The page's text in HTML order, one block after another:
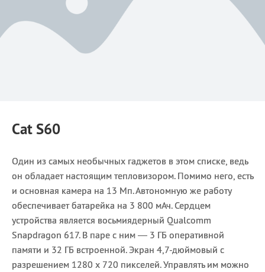
Cat S60
Один из самых необычных гаджетов в этом списке, ведь
он обладает настоящим тепловизором. Помимо него, есть
и основная камера на 13 Мп. Автономную же работу
обеспечивает батарейка на 3 800 мАч. Сердцем
устройства является восьмиядерный Qualcomm
Snapdragon 617. В паре с ним — 3 ГБ оперативной
памяти и 32 ГБ встроенной. Экран 4,7-дюймовый с
разрешением 1280 x 720 пикселей. Управлять им можно